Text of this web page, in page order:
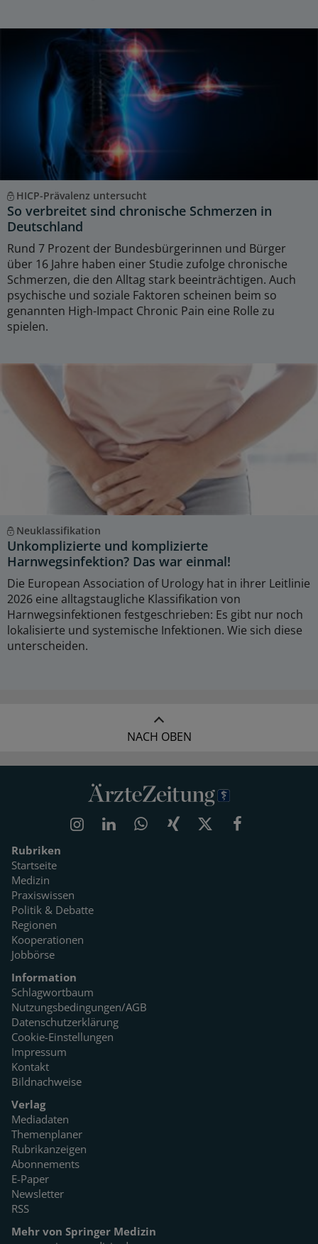
HICP-Prävalenz untersucht
So verbreitet sind chronische Schmerzen in
Deutschland
Rund 7 Prozent der Bundesbürgerinnen und Bürger
über 16 Jahre haben einer Studie zufolge chronische
Schmerzen, die den Alltag stark beeinträchtigen. Auch
psychische und soziale Faktoren scheinen beim so
genannten High-Impact Chronic Pain eine Rolle zu
spielen.
Neuklassifikation
Unkomplizierte und komplizierte
Harnwegsinfektion? Das war einmal!
Die European Association of Urology hat in ihrer Leitlinie
2026 eine alltagstaugliche Klassifikation von
Harnwegsinfektionen festgeschrieben: Es gibt nur noch
lokalisierte und systemische Infektionen. Wie sich diese
unterscheiden.
NACH OBEN
Rubriken
Startseite
Medizin
Praxiswissen
Politik & Debatte
Regionen
Kooperationen
Jobbörse
Information
Schlagwortbaum
Nutzungsbedingungen/AGB
Datenschutzerklärung
Cookie-Einstellungen
Impressum
Kontakt
Bildnachweise
Verlag
Mediadaten
Themenplaner
Rubrikanzeigen
Abonnements
E-Paper
Newsletter
RSS
Mehr von Springer Medizin